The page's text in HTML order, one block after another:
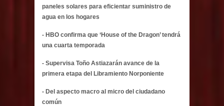
paneles solares para eficientar suministro de
agua en los hogares
- HBO confirma que ‘House of the Dragon’ tendrá
una cuarta temporada
- Supervisa Toño Astiazarán avance de la
primera etapa del Libramiento Norponiente
- Del aspecto macro al micro del ciudadano
común